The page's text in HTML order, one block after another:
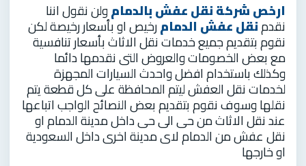
ارخص شركة نقل عفش بالدمامولن نقول اننا
نقدمنقل عفش الدمامرخيص او بأسعار رخيصة لكن
نقوم بتقديم جميع خدمات نقل الاثاث بأسعار تنافسية
مع بعض الخصومات والعروض التى نقدمها دائما
وكذلك باستخدام افضل واحدث السيارات المجهزة
لخدمات نقل العفش ليتم المحافظة على كل قطعة يتم
نقلها وسوف نقوم بتقديم بعض النصائح الواجب اتباعها
عند نقل الاثاث من حى الى حى داخل مدينة الدمام او
نقل عفش من الدمام لاى مدينة اخرى داخل السعودية
او خارجها